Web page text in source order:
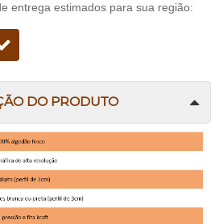
entrega estimados para sua região:
DO PRODUTO